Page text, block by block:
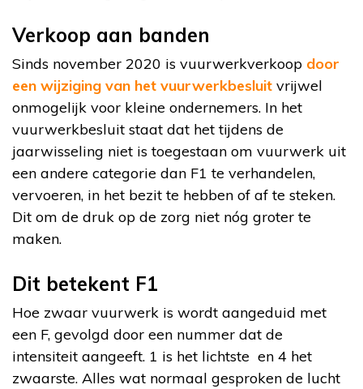
Verkoop aan banden
Sinds november 2020 is vuurwerkverkoop door
een wijziging van het vuurwerkbesluit vrijwel
onmogelijk voor kleine ondernemers. In het
vuurwerkbesluit staat dat het tijdens de
jaarwisseling niet is toegestaan om vuurwerk uit
een andere categorie dan F1 te verhandelen,
vervoeren, in het bezit te hebben of af te steken.
Dit om de druk op de zorg niet nóg groter te
maken.
Dit betekent F1
Hoe zwaar vuurwerk is wordt aangeduid met
een F, gevolgd door een nummer dat de
intensiteit aangeeft. 1 is het lichtste en 4 het
zwaarste. Alles wat normaal gesproken de lucht